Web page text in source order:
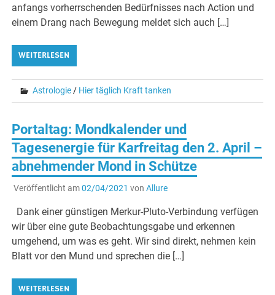
anfangs vorherrschenden Bedürfnisses nach Action und
einem Drang nach Bewegung meldet sich auch […]
WEITERLESEN
Astrologie/ Hier täglich Kraft tanken
Portaltag: Mondkalender und
Tagesenergie für Karfreitag den 2. April –
abnehmender Mond in Schütze
Veröffentlicht am02/04/2021 von Allure
Dank einer günstigen Merkur-Pluto-Verbindung verfügen
wir über eine gute Beobachtungsgabe und erkennen
umgehend, um was es geht. Wir sind direkt, nehmen kein
Blatt vor den Mund und sprechen die […]
WEITERLESEN